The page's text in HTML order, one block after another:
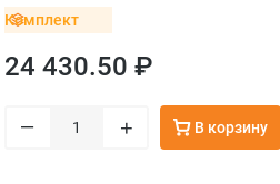
для тонких фасадов, серый орион
Комплект
24 430.50 ₽
– + В корзину